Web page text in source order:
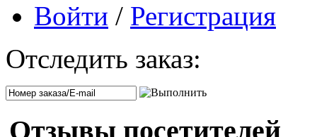
Войти / Регистрация
Отследить заказ:
Отзывы посетителей